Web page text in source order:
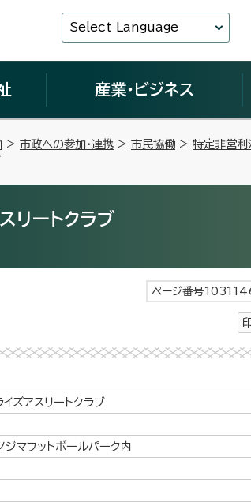
Select Language
産業・ビジネス
> 市政への参加・連携 > 市民協働 > 特定非営利
リートクラブ
ページ番号
ズアスリートクラブ
マフットボールパーク内